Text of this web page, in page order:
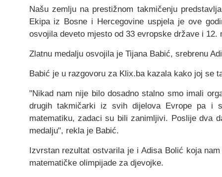
Našu zemlju na prestižnom takmičenju
Ekipa iz Bosne i Hercegovine uspjela je ove
osvojila deveto mjesto od 33 evropske države i 12.
Zlatnu medalju osvojila je Tijana Babić, srebrenu
Babić je u razgovoru za Klix.ba kazala kako joj se
"Nikad nam nije bilo dosadno stalno smo imali
drugih takmičarki iz svih dijelova Evrope pa i
matematiku, zadaci su bili zanimljivi. Poslije dva
medalju", rekla je Babić.
Izvrstan rezultat ostvarila je i Adisa Bolić koja
matematičke olimpijade za djevojke.